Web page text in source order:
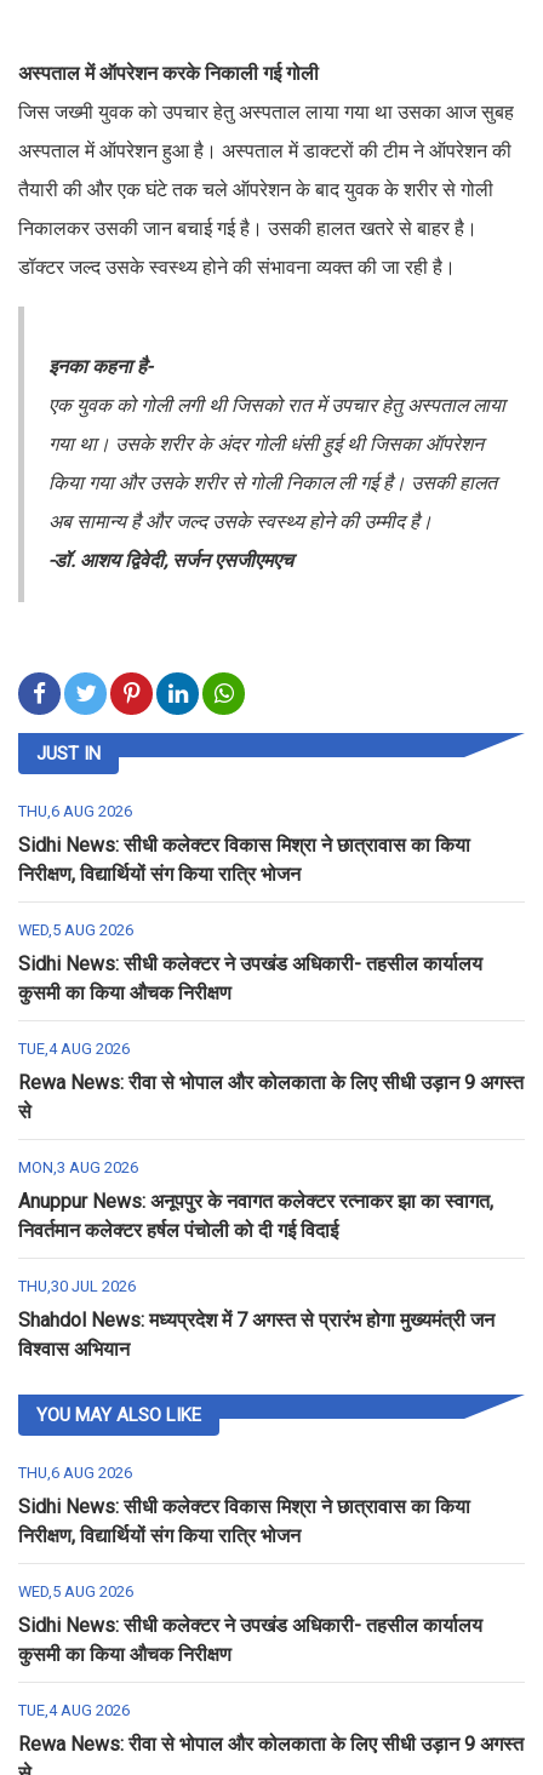
अस्पताल में ऑपरेशन करके निकाली गई गोली
जिस जख्मी युवक को उपचार हेतु अस्पताल लाया गया था उसका आज सुबह
अस्पताल में ऑपरेशन हुआ है। अस्पताल में डाक्टरों की टीम ने ऑपरेशन की
तैयारी की और एक घंटे तक चले ऑपरेशन के बाद युवक के शरीर से गोली
निकालकर उसकी जान बचाई गई है। उसकी हालत खतरे से बाहर है।
डॉक्टर जल्द उसके स्वस्थ्य होने की संभावना व्यक्त की जा रही है।
इनका कहना है-
एक युवक को गोली लगी थी जिसको रात में उपचार हेतु अस्पताल लाया
गया था। उसके शरीर के अंदर गोली धंसी हुई थी जिसका ऑपरेशन
किया गया और उसके शरीर से गोली निकाल ली गई है। उसकी हालत
अब सामान्य है और जल्द उसके स्वस्थ्य होने की उम्मीद है।
-डॉ. आशय द्विवेदी, सर्जन एसजीएमएच
JUST IN
THU,6 AUG 2026
Sidhi News: सीधी कलेक्टर विकास मिश्रा ने छात्रावास का किया
निरीक्षण, विद्यार्थियों संग किया रात्रि भोजन
WED,5 AUG 2026
Sidhi News: सीधी कलेक्टर ने उपखंड अधिकारी- तहसील कार्यालय
कुसमी का किया औचक निरीक्षण
TUE,4 AUG 2026
Rewa News: रीवा से भोपाल और कोलकाता के लिए सीधी उड़ान 9 अगस्त
से
MON,3 AUG 2026
Anuppur News: अनूपपुर के नवागत कलेक्टर रत्नाकर झा का स्वागत,
निवर्तमान कलेक्टर हर्षल पंचोली को दी गई विदाई
THU,30 JUL 2026
Shahdol News: मध्यप्रदेश में 7 अगस्त से प्रारंभ होगा मुख्यमंत्री जन
विश्वास अभियान
YOU MAY ALSO LIKE
THU,6 AUG 2026
Sidhi News: सीधी कलेक्टर विकास मिश्रा ने छात्रावास का किया
निरीक्षण, विद्यार्थियों संग किया रात्रि भोजन
WED,5 AUG 2026
Sidhi News: सीधी कलेक्टर ने उपखंड अधिकारी- तहसील कार्यालय
कुसमी का किया औचक निरीक्षण
TUE,4 AUG 2026
Rewa News: रीवा से भोपाल और कोलकाता के लिए सीधी उड़ान 9 अगस्त